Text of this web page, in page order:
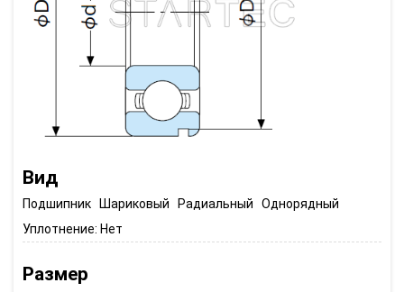
Вид
Подшипник Шариковый Радиальный Однорядный
Уплотнение: Нет
Размер